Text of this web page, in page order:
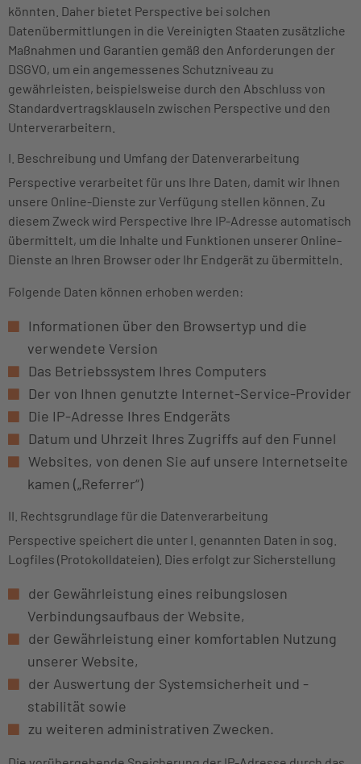
könnten. Daher bietet Perspective bei solchen
Datenübermittlungen in die Vereinigten Staaten zusätzliche
Maßnahmen und Garantien gemäß den Anforderungen der
DSGVO, um ein angemessenes Schutzniveau zu
gewährleisten, beispielsweise durch den Abschluss von
Standardvertragsklauseln zwischen Perspective und den
Unterverarbeitern.
I. Beschreibung und Umfang der Datenverarbeitung
Perspective verarbeitet für uns Ihre Daten, damit wir Ihnen
unsere Online-Dienste zur Verfügung stellen können. Zu
diesem Zweck wird Perspective Ihre IP-Adresse automatisch
übermittelt, um die Inhalte und Funktionen unserer Online-
Dienste an Ihren Browser oder Ihr Endgerät zu übermitteln.
Folgende Daten können erhoben werden:
Informationen über den Browsertyp und die
verwendete Version
Das Betriebssystem Ihres Computers
Der von Ihnen genutzte Internet-Service-Provider
Die IP-Adresse Ihres Endgeräts
Datum und Uhrzeit Ihres Zugriffs auf den Funnel
Websites, von denen Sie auf unsere Internetseite
kamen („Referrer“)
II. Rechtsgrundlage für die Datenverarbeitung
Perspective speichert die unter I. genannten Daten in sog.
Logfiles (Protokolldateien). Dies erfolgt zur Sicherstellung
der Gewährleistung eines reibungslosen
Verbindungsaufbaus der Website,
der Gewährleistung einer komfortablen Nutzung
unserer Website,
der Auswertung der Systemsicherheit und -
stabilität sowie
zu weiteren administrativen Zwecken.